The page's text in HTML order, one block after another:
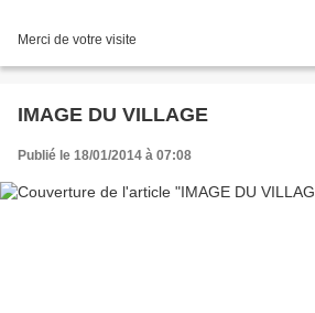
Merci de votre visite
IMAGE DU VILLAGE
Publié le 18/01/2014 à 07:08